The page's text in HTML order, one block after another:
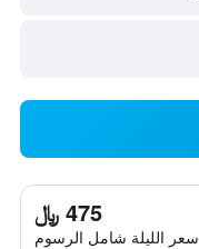
475 ﷼
سعر الليلة شامل الرسوم